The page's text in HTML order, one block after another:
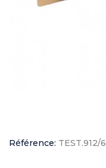
Référence: TEST.912/6